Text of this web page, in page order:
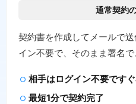
通常契約
契約書を作成してメールで
イン不要で、そのまま署名で
相手はログイン不要です
最短1分で契約完了